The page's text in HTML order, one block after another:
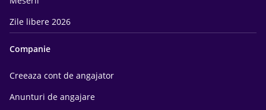
Zile libere 2026
Companie
Creeaza cont de angajator
Anunturi de angajare